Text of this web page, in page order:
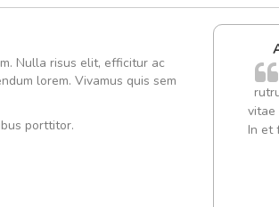
Nulla risus elit, efficitur ac
lorem. Vivamus quis sem
porttitor.
Arambakaramba www.arbidol6
vitae
In et